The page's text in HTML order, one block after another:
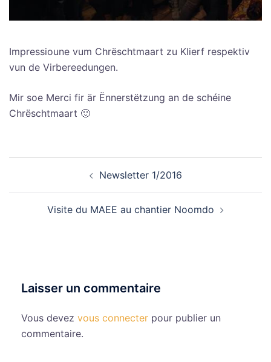
Impressioune vum Chrëschtmaart zu Klierf respektiv
vun de Virbereedungen.
Mir soe Merci fir är Ënnerstëtzung an de schéine
Chrëschtmaart 🙂
Newsletter 1/2016
Visite du MAEE au chantier Noomdo
Laisser un commentaire
Vous devez vous connecter pour publier un
commentaire.